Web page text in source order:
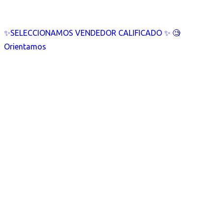
✨SELECCIONAMOS VENDEDOR CALIFICADO ✨ 🧐
Orientamos